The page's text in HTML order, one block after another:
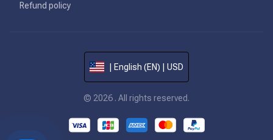
Refund policy
| English (EN) | USD
© 2026 . All rights reserved.